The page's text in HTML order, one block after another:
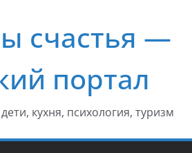
счастья —
портал
кухня, психология, туризм